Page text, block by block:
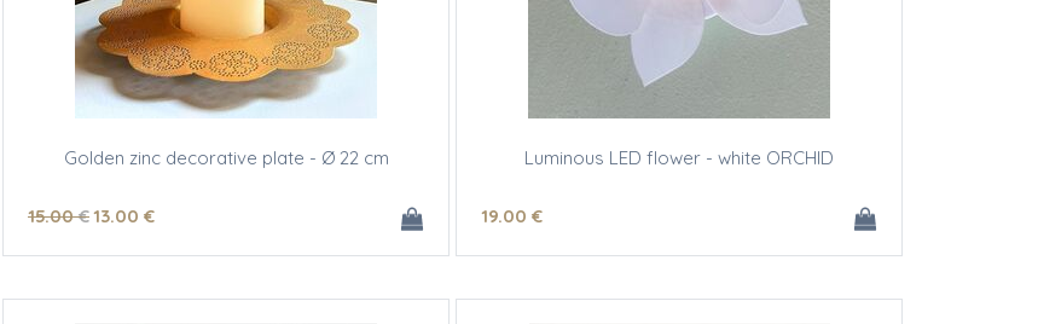
Golden zinc decorative plate - Ø 22 cm
15.00 €13.00 €
Luminous LED flower - white ORCHID
19.00 €